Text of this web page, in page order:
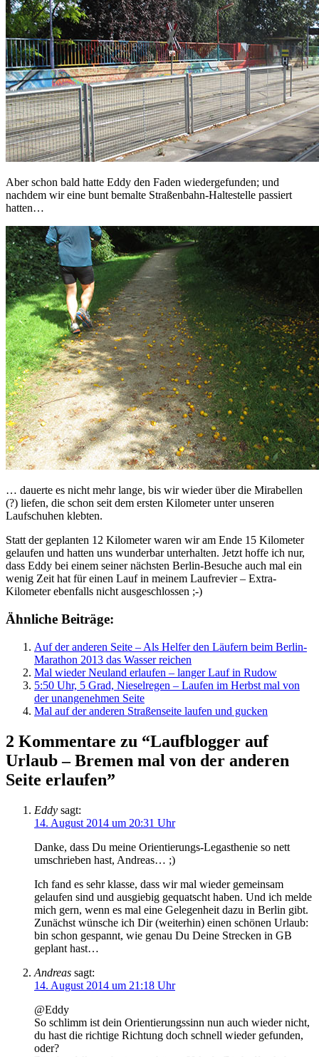
Aber schon bald hatte Eddy den Faden wiedergefunden; und
nachdem wir eine bunt bemalte Straßenbahn-Haltestelle passiert
hatten…
… dauerte es nicht mehr lange, bis wir wieder über die Mirabellen
(?) liefen, die schon seit dem ersten Kilometer unter unseren
Laufschuhen klebten.
Statt der geplanten 12 Kilometer waren wir am Ende 15 Kilometer
gelaufen und hatten uns wunderbar unterhalten. Jetzt hoffe ich nur,
dass Eddy bei einem seiner nächsten Berlin-Besuche auch mal ein
wenig Zeit hat für einen Lauf in meinem Laufrevier – Extra-
Kilometer ebenfalls nicht ausgeschlossen ;-)
Ähnliche Beiträge:
Auf der anderen Seite – Als Helfer den Läufern beim Berlin-
Marathon 2013 das Wasser reichen
Mal wieder Neuland erlaufen – langer Lauf in Rudow
5:50 Uhr, 5 Grad, Nieselregen – Laufen im Herbst mal von
der unangenehmen Seite
Mal auf der anderen Straßenseite laufen und gucken
2 Kommentare zu “Laufblogger auf
Urlaub – Bremen mal von der anderen
Seite erlaufen”
Eddy sagt:
14. August 2014 um 20:31 Uhr
Danke, dass Du meine Orientierungs-Legasthenie so nett
umschrieben hast, Andreas… ;)
Ich fand es sehr klasse, dass wir mal wieder gemeinsam
gelaufen sind und ausgiebig gequatscht haben. Und ich melde
mich gern, wenn es mal eine Gelegenheit dazu in Berlin gibt.
Zunächst wünsche ich Dir (weiterhin) einen schönen Urlaub:
bin schon gespannt, wie genau Du Deine Strecken in GB
geplant hast…
Andreas sagt:
14. August 2014 um 21:18 Uhr
@Eddy
So schlimm ist dein Orientierungssinn nun auch wieder nicht,
du hast die richtige Richtung doch schnell wieder gefunden,
oder?